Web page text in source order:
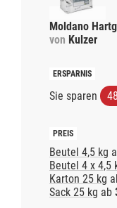
Moldano
von Kulzer
Sie sparen
Beutel 4,5 kg
Beutel 4 x 4,5
Karton 25 kg
Sack 25 kg ab